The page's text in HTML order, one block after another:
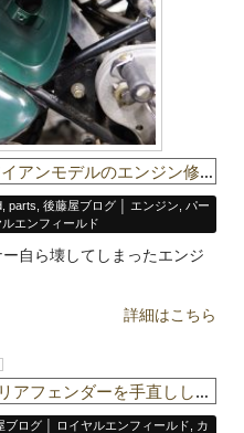
ロイヤルエンフィールド アイアンモデルのエンジン修理＆アマルキャブ取付け
, parts 後藤屋ブログ│ エンジン
パー
ルエンフィールド
自ら壊してしまったエンジ
詳細はこちら
ロイヤルエンフィールドのリアフェンダーを手直ししてカッコ良くしよう
ブログ│ ロイヤルエンフィールド
カ